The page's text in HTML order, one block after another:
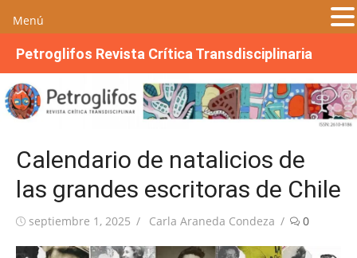
Petroglifos Revista Crítica Transdisciplinaria
Calendario de natalicios de
las grandes escritoras de Chile
Publicada
septiembre 1, 2025 Autor
Carla Araneda Condeza 0
Menú